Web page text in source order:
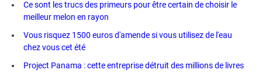
Ce sont les trucs des primeurs pour être certain de choisir le
meilleur melon en rayon
Vous risquez 1500 euros d'amende si vous utilisez de l'eau
chez vous cet été
Project Panama : cette entreprise détruit des millions de livres